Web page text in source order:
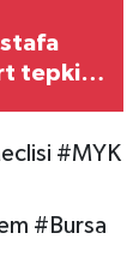
tepki:
#MYK
#Bursa